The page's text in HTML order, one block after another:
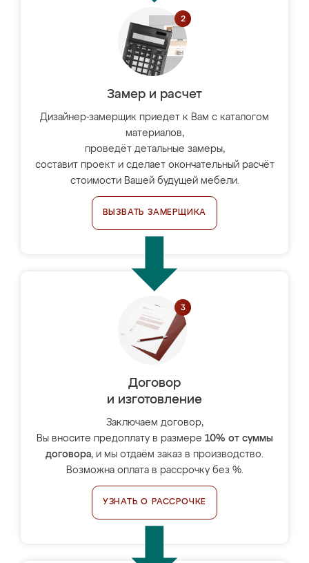
Замер и расчет
Дизайнер-замерщик приедет к Вам с каталогом
материалов,
проведёт детальные замеры,
составит проект и сделает окончательный расчёт
стоимости Вашей будущей мебели.
ВЫЗВАТЬ ЗАМЕРЩИКА
Договор
и изготовление
Заключаем договор,
Вы вносите предоплату в размере 10% от суммы
договора, и мы отдаём заказ в производство.
Возможна оплата в рассрочку без %.
УЗНАТЬ О РАССРОЧКЕ